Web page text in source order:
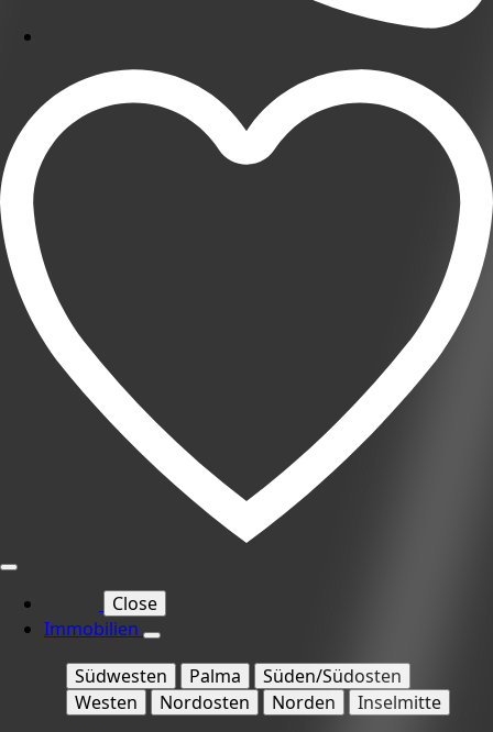
Close
Immobilien
Südwesten
Palma
Süden/Südosten
Westen
Nordosten Norden Inselmitte